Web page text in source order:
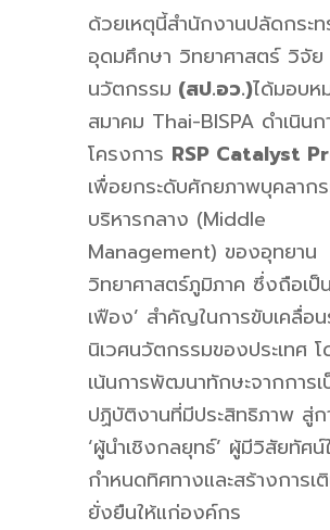
ด้วยเหตุนี้สำนักงานปลัดกระ
อุดมศึกษา วิทยาศาสตร์ วิจัย
นวัตกรรม (สป.อว.)ได้มอบห
สมาคม Thai-BISPA ดำเนิน
โครงการ RSP Catalyst
เพื่อยกระดับศักยภาพบุคลาก
บริหารกลาง (Middle
Management) ของอุทยาน
วิทยาศาสตร์ภูมิภาค ซึ่งถือเป็
เฟือง’ สำคัญในการขับเคลื่อน
นิเวศนวัตกรรมของประเทศ
เน้นการพัฒนาทักษะจากการ
ปฏิบัติงานที่มีประสิทธิภาพ สู่ก
‘ผู้นำเชิงกลยุทธ์’ ผู้มีวิสัยทัศน์
กำหนดทิศทางและสร้างการเ
ยั่งยืนให้แก่องค์กร